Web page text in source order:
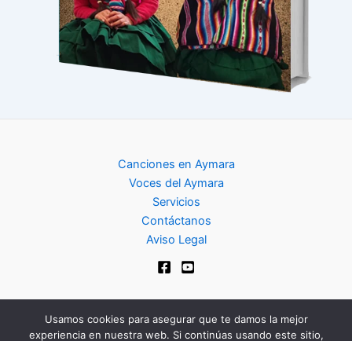
Canciones en Aymara
Voces del Aymara
Servicios
Contáctanos
Aviso Legal
Usamos cookies para asegurar que te damos la mejor
experiencia en nuestra web. Si continúas usando este sitio,